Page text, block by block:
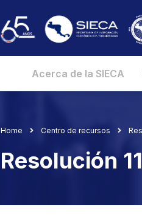
Acerca de la SIECA
Home Centro de recursos
Resolución